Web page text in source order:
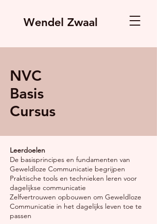
Wendel Zwaal
NVC
Basis
Cursus
Leerdoelen
De basisprincipes en fundamenten van
Geweldloze Communicatie begrijpen
Praktische tools en technieken leren voor
dagelijkse communicatie
Zelfvertrouwen opbouwen om Geweldloze
Communicatie in het dagelijks leven toe te
passen